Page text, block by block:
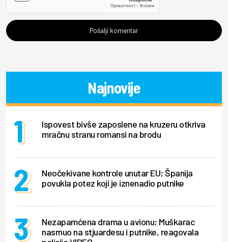
Pošalji komentar
Najnovije
Ispovest bivše zaposlene na kruzeru otkriva
mračnu stranu romansi na brodu
Neočekivane kontrole unutar EU; Španija
povukla potez koji je iznenadio putnike
Nezapamćena drama u avionu; Muškarac
nasrnuo na stjuardesu i putnike, reagovala